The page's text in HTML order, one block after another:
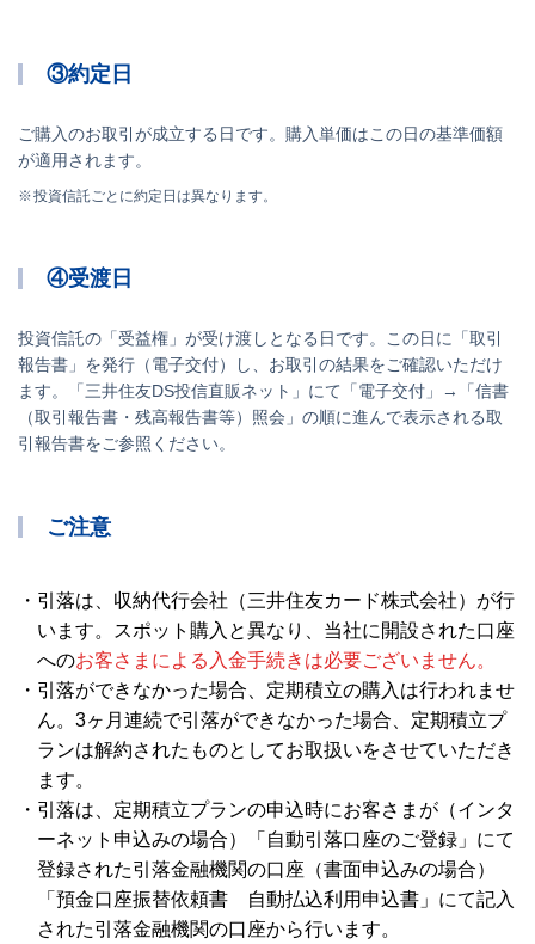
③約定日
ご購入のお取引が成立する日です。購入単価はこの日の基準価額
が適用されます。
投資信託ごとに約定日は異なります。
④受渡日
投資信託の「受益権」が受け渡しとなる日です。この日に「取引
報告書」を発行（電子交付）し、お取引の結果をご確認いただけ
ます。「三井住友DS投信直販ネット」にて「電子交付」→「信書
（取引報告書・残高報告書等）照会」の順に進んで表示される取
引報告書をご参照ください。
ご注意
引落は、収納代行会社（三井住友カード株式会社）が行
います。スポット購入と異なり、当社に開設された口座
へのお客さまによる入金手続きは必要ございません。
引落ができなかった場合、定期積立の購入は行われませ
ん。3ヶ月連続で引落ができなかった場合、定期積立プ
ランは解約されたものとしてお取扱いをさせていただき
ます。
引落は、定期積立プランの申込時にお客さまが（インタ
ーネット申込みの場合）「自動引落口座のご登録」にて
登録された引落金融機関の口座（書面申込みの場合）
「預金口座振替依頼書 自動払込利用申込書」にて記入
された引落金融機関の口座から行います。